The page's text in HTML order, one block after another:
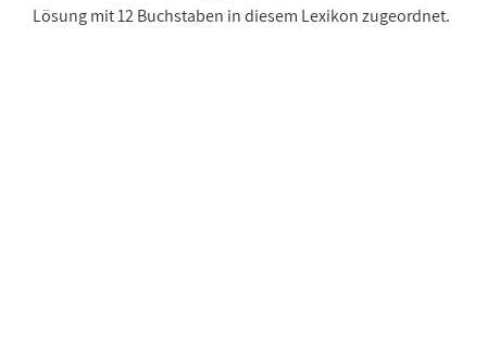
Lösung mit 12 Buchstaben in diesem Lexikon zugeordnet.